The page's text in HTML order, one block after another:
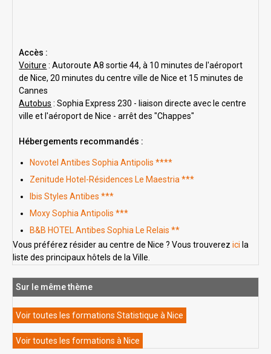
Accès :
Voiture : Autoroute A8 sortie 44, à 10 minutes de l'aéroport
de Nice, 20 minutes du centre ville de Nice et 15 minutes de
Cannes
Autobus : Sophia Express 230 - liaison directe avec le centre
ville et l'aéroport de Nice - arrêt des "Chappes"
Hébergements recommandés :
Novotel Antibes Sophia Antipolis ****
Zenitude Hotel-Résidences Le Maestria ***
Ibis Styles Antibes ***
Moxy Sophia Antipolis ***
B&B HOTEL Antibes Sophia Le Relais **
Vous préférez résider au centre de Nice ? Vous trouverezici la
liste des principaux hôtels de la Ville.
Sur le même thème
Voir toutes les formations Statistique à Nice
Voir toutes les formations à Nice